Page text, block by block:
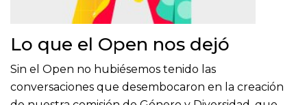
Lo que el Open nos dejó
Sin el Open no hubiésemos tenido las
conversaciones que desembocaron en la creación